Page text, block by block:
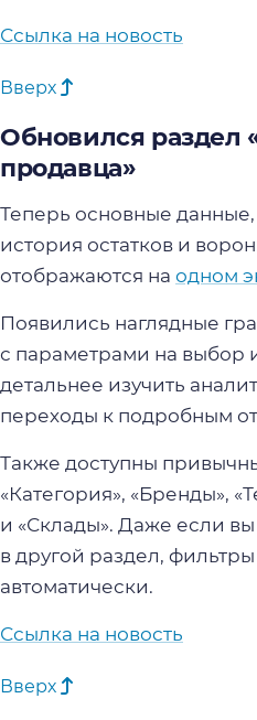
Ссылка на новость
Вверх
Обновился раздел
продавца»
Теперь основные
история остатков и
отображаются на одном
Появились наглядные
с параметрами на выбор
детальнее изучить
переходы к подробным
Также доступны
«Категория», «Бренды»,
и «Склады». Даже если
в другой раздел,
автоматически.
Ссылка на новость
Вверх